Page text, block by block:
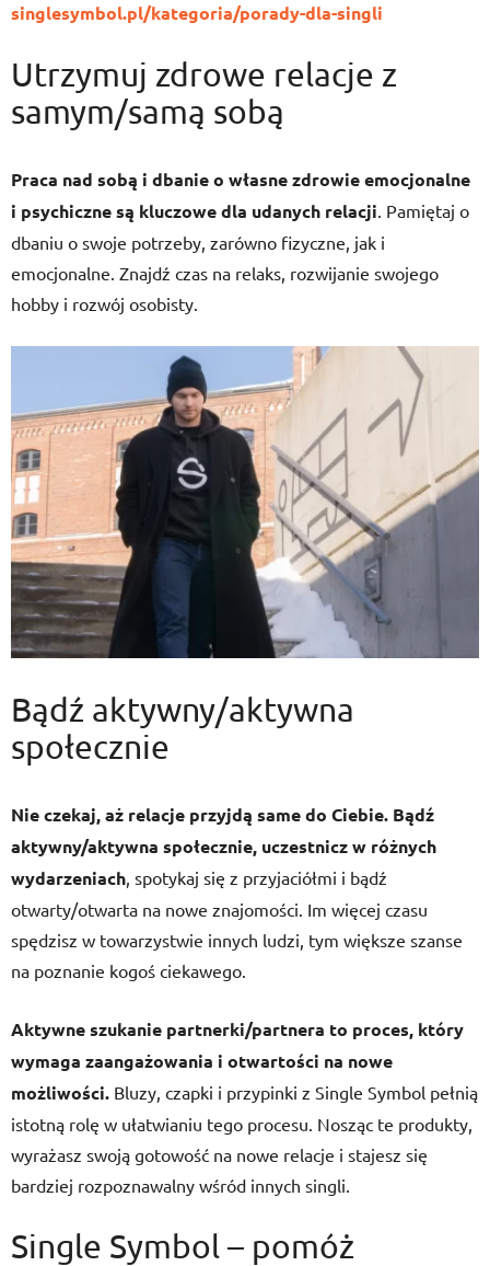
singlesymbol.pl/kategoria/porady-dla-singli
Utrzymuj zdrowe relacje z
samym/samą sobą
Praca nad sobą i dbanie o własne zdrowie emocjonalne
i psychiczne są kluczowe dla udanych relacji. Pamiętaj o
dbaniu o swoje potrzeby, zarówno fizyczne, jak i
emocjonalne. Znajdź czas na relaks, rozwijanie swojego
hobby i rozwój osobisty.
Bądź aktywny/aktywna
społecznie
Nie czekaj, aż relacje przyjdą same do Ciebie. Bądź
aktywny/aktywna społecznie, uczestnicz w różnych
wydarzeniach, spotykaj się z przyjaciółmi i bądź
otwarty/otwarta na nowe znajomości. Im więcej czasu
spędzisz w towarzystwie innych ludzi, tym większe szanse
na poznanie kogoś ciekawego.
Aktywne szukanie partnerki/partnera to proces, który
wymaga zaangażowania i otwartości na nowe
możliwości. Bluzy, czapki i przypinki z Single Symbol pełnią
istotną rolę w ułatwianiu tego procesu. Nosząc te produkty,
wyrażasz swoją gotowość na nowe relacje i stajesz się
bardziej rozpoznawalny wśród innych singli.
Single Symbol – pomóż